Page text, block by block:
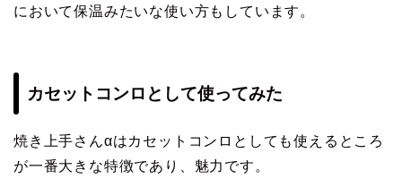
において保温みたいな使い方もしています。
カセットコンロとして使ってみた
焼き上手さんαはカセットコンロとしても使えるところ
が一番大きな特徴であり、魅力です。